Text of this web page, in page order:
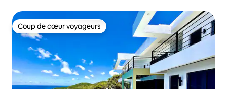
Coup de cœur voyageurs
Coup de cœur voyageurs